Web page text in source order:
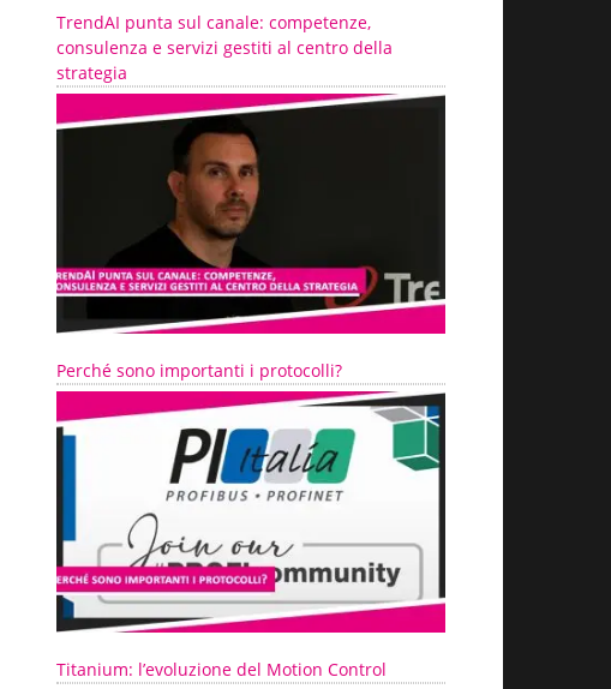
TrendAI punta sul canale: competenze,
consulenza e servizi gestiti al centro della
strategia
Perché sono importanti i protocolli?
Titanium: l’evoluzione del Motion Control